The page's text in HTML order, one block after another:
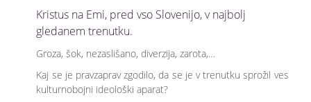
Kristus na Emi, pred vso Slovenijo, v najbolj
gledanem trenutku.
Groza, šok, nezaslišano, diverzija, zarota,…
Kaj se je pravzaprav zgodilo, da se je v trenutku sprožil ves
kulturnobojni ideološki aparat?